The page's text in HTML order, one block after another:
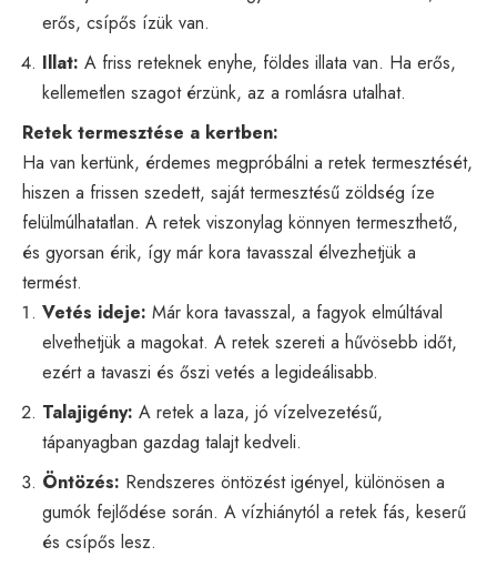
erős, csípős ízük van.
Illat: A friss reteknek enyhe, földes illata van. Ha erős,
kellemetlen szagot érzünk, az a romlásra utalhat.
Retek termesztése a kertben:
Ha van kertünk, érdemes megpróbálni a retek termesztését,
hiszen a frissen szedett, saját termesztésű zöldség íze
felülmúlhatatlan. A retek viszonylag könnyen termeszthető,
és gyorsan érik, így már kora tavasszal élvezhetjük a
termést.
Vetés ideje: Már kora tavasszal, a fagyok elmúltával
elvethetjük a magokat. A retek szereti a hűvösebb időt,
ezért a tavaszi és őszi vetés a legideálisabb.
Talajigény: A retek a laza, jó vízelvezetésű,
tápanyagban gazdag talajt kedveli.
Öntözés: Rendszeres öntözést igényel, különösen a
gumók fejlődése során. A vízhiánytól a retek fás, keserű
és csípős lesz.